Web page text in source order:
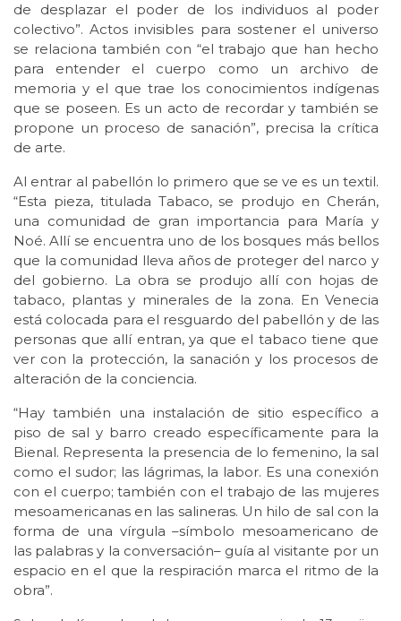
de desplazar el poder de los individuos al poder
colectivo”. Actos invisibles para sostener el universo
se relaciona también con “el trabajo que han hecho
para entender el cuerpo como un archivo de
memoria y el que trae los conocimientos indígenas
que se poseen. Es un acto de recordar y también se
propone un proceso de sanación”, precisa la crítica
de arte.
Al entrar al pabellón lo primero que se ve es un textil.
“Esta pieza, titulada Tabaco, se produjo en Cherán,
una comunidad de gran importancia para María y
Noé. Allí se encuentra uno de los bosques más bellos
que la comunidad lleva años de proteger del narco y
del gobierno. La obra se produjo allí con hojas de
tabaco, plantas y minerales de la zona. En Venecia
está colocada para el resguardo del pabellón y de las
personas que allí entran, ya que el tabaco tiene que
ver con la protección, la sanación y los procesos de
alteración de la conciencia.
“Hay también una instalación de sitio específico a
piso de sal y barro creado específicamente para la
Bienal. Representa la presencia de lo femenino, la sal
como el sudor; las lágrimas, la labor. Es una conexión
con el cuerpo; también con el trabajo de las mujeres
mesoamericanas en las salineras. Un hilo de sal con la
forma de una vírgula –símbolo mesoamericano de
las palabras y la conversación– guía al visitante por un
espacio en el que la respiración marca el ritmo de la
obra”.